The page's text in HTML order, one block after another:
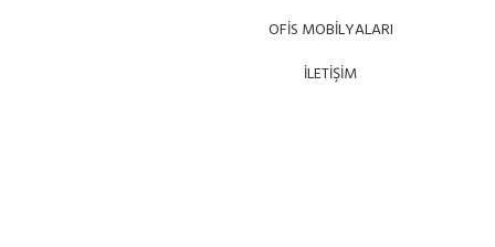
OFİS MOBİLYALARI
İLETİŞİM